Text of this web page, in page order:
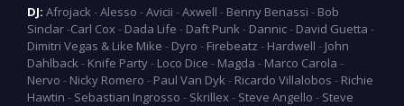
DJ: Afrojack -Alesso -Avicii -Axwell - Benny Benassi - Bob
Sinclar-Carl Cox - Dada Life - Daft Punk - Dannic- David Guetta -
Dimitri Vegas & Like Mike - Dyro - Firebeatz - Hardwell - John
Dahlback - Knife Party- Loco Dice - Magda - Marco Carola -
Nervo - Nicky Romero - Paul Van Dyk - Ricardo Villalobos - Richie
Hawtin - Sebastian Ingrosso - Skrillex - Steve Angello - Steve